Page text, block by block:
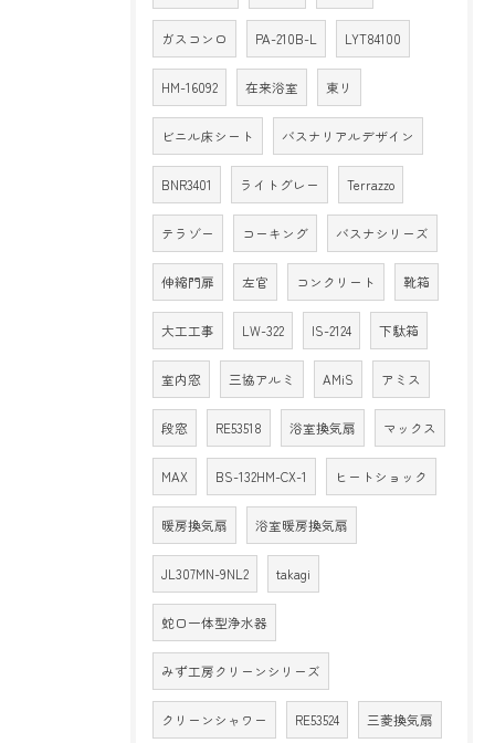
ガスコンロ PA-210B-L LYT84100
HM-16092 在来浴室 東リ
ビニル床シート バスナリアルデザイン
BNR3401 ライトグレー Terrazzo
テラゾー コーキング バスナシリーズ
伸縮門扉 左官 コンクリート 靴箱
大工工事 LW-322 IS-2124 下駄箱
室内窓 三協アルミ AMiS アミス
段窓 RE53518 浴室換気扇 マックス
MAX BS-132HM-CX-1 ヒートショック
暖房換気扇 浴室暖房換気扇
JL307MN-9NL2 takagi
蛇口一体型浄水器
みず工房クリーンシリーズ
クリーンシャワー RE53524 三菱換気扇